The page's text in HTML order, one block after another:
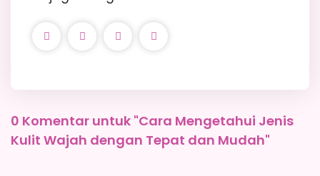
0 Komentar untuk "Cara Mengetahui Jenis
Kulit Wajah dengan Tepat dan Mudah"